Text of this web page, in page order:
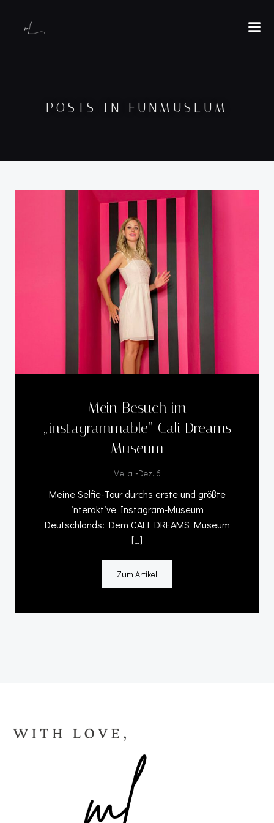
POSTS IN FUNMUSEUM
Mein Besuch im
„instagrammable“ Cali Dreams
Museum
Mella -Dez. 6
Meine Selfie-Tour durchs erste und größte
interaktive Instagram-Museum
Deutschlands: Dem CALI DREAMS Museum
[…]
Zum Artikel